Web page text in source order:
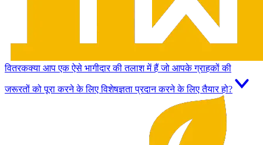
वितरकक्या आप एक ऐसे भागीदार की तलाश में हैं जो आपके ग्राहकों की
जरूरतों को पूरा करने के लिए विशेषज्ञता प्रदान करने के लिए तैयार हो?